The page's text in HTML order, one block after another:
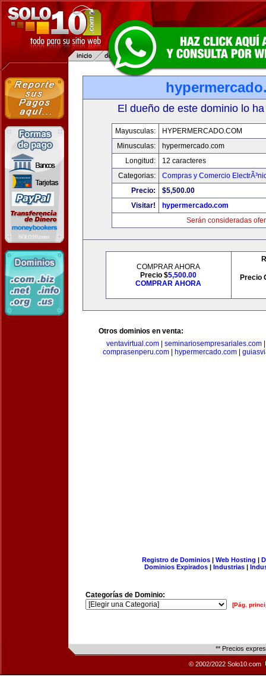
El dueño de este dominio lo
Mayusculas:
HYPERMERCADO.COM
Minusculas:
hypermercado.com
Longitud:
12 caracteres
Categorias:
Compras y Comercio
Precio:
$5,500.00
Visitar!
hypermercado.com
Serán consideradas
COMPRAR AHORA
Precio $5,500.00
COMPRAR AHORA
Precio
Otros dominios en venta:
ventavirtual.com
seminariosempresariales.com
comprasenperu.com
hypermercado.com
Registro de Dominios| Web Hosting |
Dominios Expirados | Industrias |
Categorías de Dominio:
[Pág.
** Precios
© 2002/2022 Solo10.com